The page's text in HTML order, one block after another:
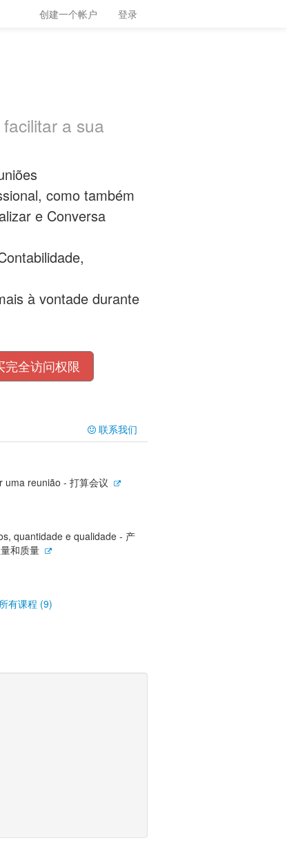
创建一个帐户 登录
a sua
como também
e Conversa
à vontade durante
全访问权限
联系我们
uma reunião - 打算会议
quantidade e qualidade - 产
和质量
有课程 (9)